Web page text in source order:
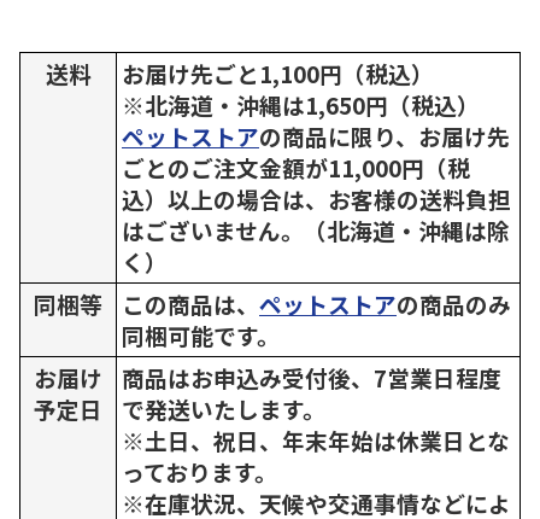
送料
お届け先ごと1,100円（税込）
※北海道・沖縄は1,650円（税込）
ペットストアの商品に限り、お届け先
ごとのご注文金額が11,000円（税
込）以上の場合は、お客様の送料負担
はございません。（北海道・沖縄は除
く）
同梱等
この商品は、 ペットストアの商品のみ
同梱可能です。
お届け
予定日
商品はお申込み受付後、7営業日程度
で発送いたします。
※土日、祝日、年末年始は休業日とな
っております。
※在庫状況、天候や交通事情などによ